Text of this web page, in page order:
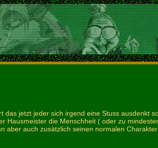
jetzt jeder sich irgend eine Stuss ausdenkt
Hausmeister die Menschheit ( oder zu
aber auch zusätzlich seinen normalen